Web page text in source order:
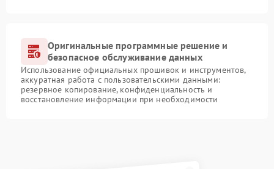
Оригинальные программные решение и
безопасное обслуживание данных
Использование официальных прошивок и инструментов,
аккуратная работа с пользовательскими данными:
резервное копирование, конфиденциальность и
восстановление информации при необходимости